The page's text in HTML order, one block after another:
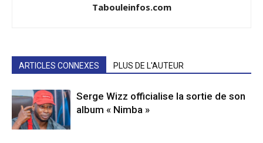
Tabouleinfos.com
ARTICLES CONNEXES PLUS DE L'AUTEUR
Serge Wizz officialise la sortie de son
album « Nimba »